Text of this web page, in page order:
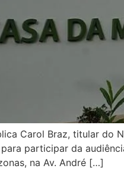
Carol Braz, titular do
participar da
na Av. André […]